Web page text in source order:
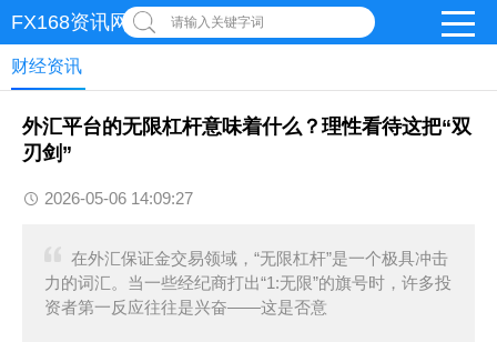
FX168资讯网 请输入关键字词
财经资讯
外汇平台的无限杠杆意味着什么？理性看待这把“双
刃剑”
2026-05-06 14:09:27
在外汇保证金交易领域，“无限杠杆”是一个极具冲击
力的词汇。当一些经纪商打出“1:无限”的旗号时，许多投
资者第一反应往往是兴奋——这是否意